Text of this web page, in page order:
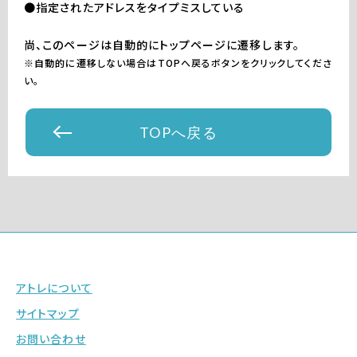
●指定されたアドレスをタイプミスしている
尚、このページは自動的にトップページに遷移します。
※自動的に遷移しない場合はTOPへ戻るボタンをクリックしてくださ
い。
TOPへ戻る
アトレについて
サイトマップ
お問い合わせ